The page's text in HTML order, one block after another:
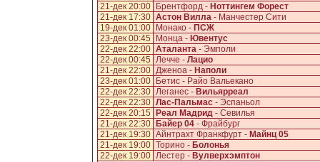
21-дек 20:00
Брентфорд - Ноттингем Форест
21-дек 17:30 Астон Вилла - Манчестер Сити
19-дек 01:00
Монако - ПСЖ
23-дек 00:45
Монца - Ювентус
22-дек 22:00 Аталанта - Эмполи
22-дек 00:45 Лечче - Лацио
21-дек 22:00 Дженоа - Наполи
23-дек 01:00
Бетис - Райо Вальекано
22-дек 22:30 Леганес - Вильярреал
22-дек 22:30 Лас-Пальмас - Эспаньол
22-дек 20:15
Реал Мадрид - Севилья
21-дек 22:30
Байер 04 - Фрайбург
21-дек 19:30 Айнтрахт Франкфурт - Майнц 05
21-дек 19:00 Торино - Болонья
22-дек 19:00 Лестер - Вулверхэмптон